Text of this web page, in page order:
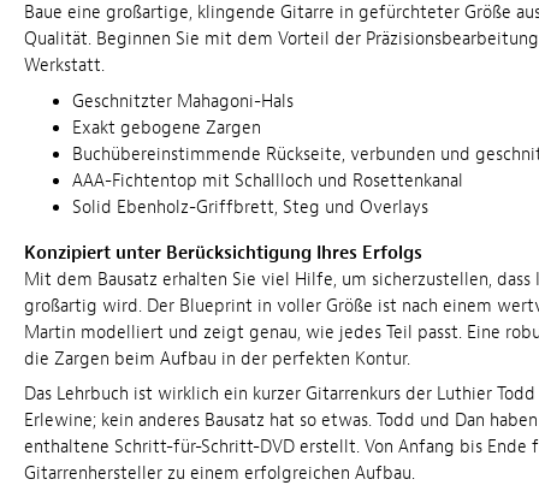
Baue eine großartige, klingende Gitarre in gefürchteter Größe
Qualität. Beginnen Sie mit dem Vorteil der
Werkstatt.
Geschnitzter Mahagoni-Hals
Exakt gebogene Zargen
Buchübereinstimmende Rückseite, verbunden und
AAA-Fichtentop mit Schallloch und Rosettenkanal
Solid Ebenholz-Griffbrett, Steg und Overlays
Konzipiert unter Berücksichtigung Ihres Erfolgs
Mit dem Bausatz erhalten Sie viel Hilfe, um sicherzustellen, dass
großartig wird. Der Blueprint in voller Größe ist nach einem
Martin modelliert und zeigt genau, wie jedes Teil passt. Eine
die Zargen beim Aufbau in der perfekten Kontur.
Das Lehrbuch ist wirklich ein kurzer Gitarrenkurs der Luthier Todd
Erlewine; kein anderes Bausatz hat so etwas. Todd und Dan
enthaltene Schritt-für-Schritt-DVD erstellt. Von Anfang bis Ende
Gitarrenhersteller zu einem erfolgreichen Aufbau.